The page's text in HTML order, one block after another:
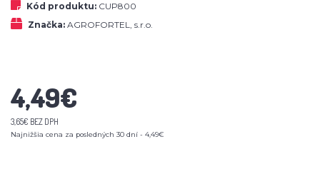
Kód produktu: CUP800
Značka: AGROFORTEL, s.r.o.
4,49€
3,65€ BEZ DPH
Najnižšia cena za posledných 30 dní - 4,49€